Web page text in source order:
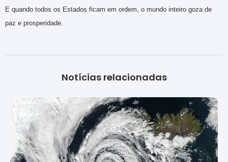
E quando todos os Estados ficam em ordem, o mundo inteiro goza de
paz e prosperidade.
Notícias relacionadas